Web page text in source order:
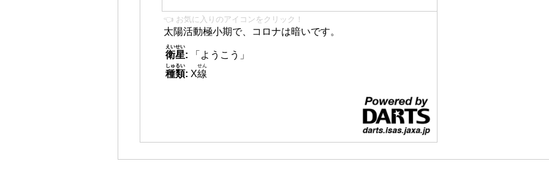
👈 お気に入りのアイコンをクリック！
太陽活動極小期で、コロナは暗いです。
衛星
えいせい
:
「ようこう」
種類
しゅるい
: X線
せん